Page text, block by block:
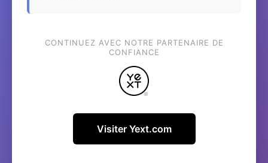
CONTINUEZ AVEC NOTRE PARTENAIRE DE
CONFIANCE
Visiter Yext.com